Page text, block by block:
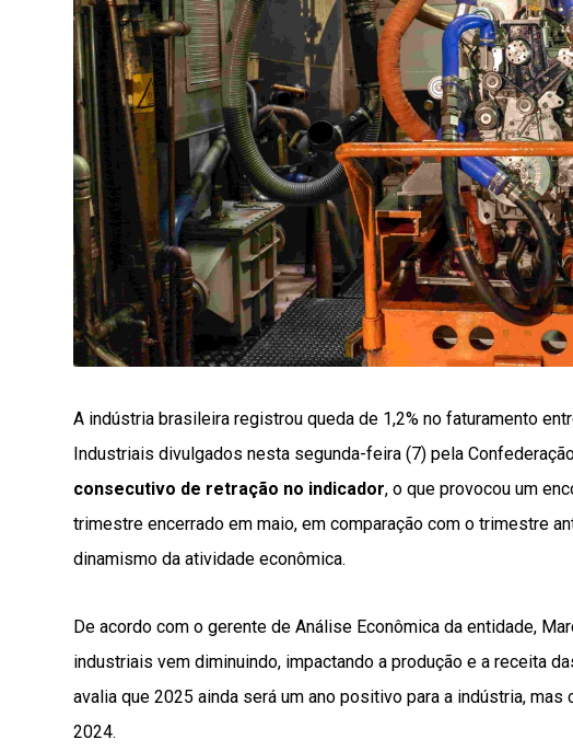
A indústria brasileira registrou queda de 1,2% no faturamento
Industriais divulgados nesta segunda-feira (7) pela
consecutivo de retração no indicador, o que provocou um
trimestre encerrado em maio, em comparação com o trimestre
dinamismo da atividade econômica.
De acordo com o gerente de Análise Econômica da entidade,
industriais vem diminuindo, impactando a produção e a receita
avalia que 2025 ainda será um ano positivo para a indústria,
2024.